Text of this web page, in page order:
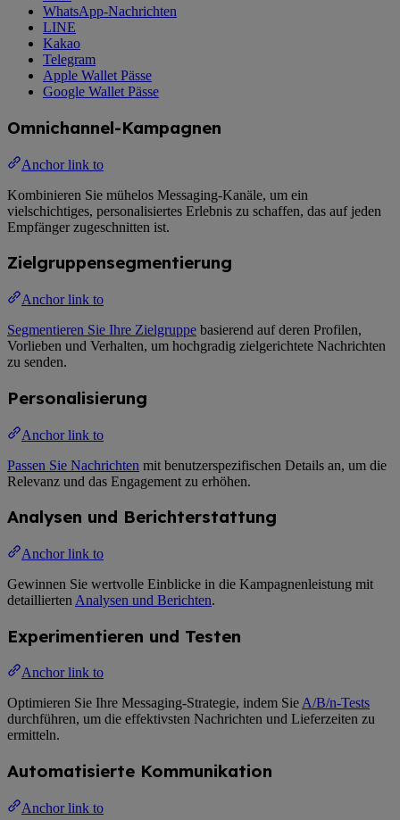
WhatsApp-Nachrichten
LINE
Kakao
Telegram
Apple Wallet Pässe
Google Wallet Pässe
Omnichannel-Kampagnen
Anchor link to
Kombinieren Sie mühelos Messaging-Kanäle, um ein
vielschichtiges, personalisiertes Erlebnis zu schaffen, das auf jeden
Empfänger zugeschnitten ist.
Zielgruppensegmentierung
Anchor link to
Segmentieren Sie Ihre Zielgruppe basierend auf deren Profilen,
Vorlieben und Verhalten, um hochgradig zielgerichtete Nachrichten
zu senden.
Personalisierung
Anchor link to
Passen Sie Nachrichten mit benutzerspezifischen Details an, um die
Relevanz und das Engagement zu erhöhen.
Analysen und Berichterstattung
Anchor link to
Gewinnen Sie wertvolle Einblicke in die Kampagnenleistung mit
detaillierten Analysen und Berichten.
Experimentieren und Testen
Anchor link to
Optimieren Sie Ihre Messaging-Strategie, indem SieA/B/n-Tests
durchführen, um die effektivsten Nachrichten und Lieferzeiten zu
ermitteln.
Automatisierte Kommunikation
Anchor link to